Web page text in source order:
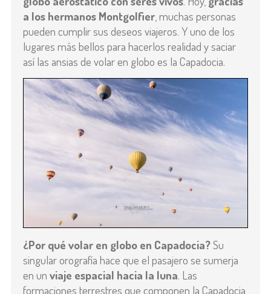
a los hermanos Montgolfier , muchas personas
pueden cumplir sus deseos viajeros. Y uno de los
lugares más bellos para hacerlos realidad y saciar
así las ansias de volar en globo es la Capadocia.
¿Por qué volar en globo en Capadocia?Su
singular orografía hace que el pasajero se sumerja
en un viaje espacial hacia la luna. Las
formaciones terrestres que componen la Capadocia